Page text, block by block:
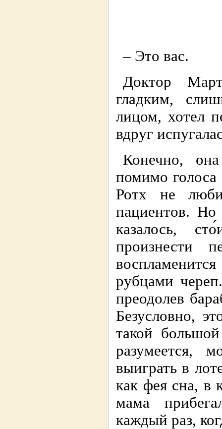
– Это вас.
Доктор
гладким,
лицом, хотел
вдруг
Конечно,
помимо голоса
Ротх не
пациентов.
казалось,
произнести
рубцами
преодолев
Безусловно,
такой
разумеется,
выиграть в
как фея сна, в
мама
каждый раз,